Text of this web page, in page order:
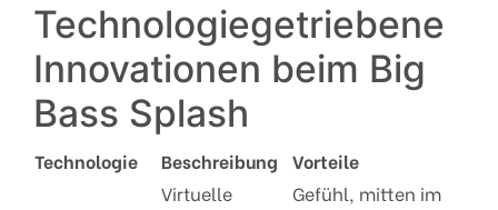
Technologiegetriebene
Innovationen beim Big
Bass Splash
Technologie Beschreibung Vorteile
Virtuelle
Gefühl, mitten im